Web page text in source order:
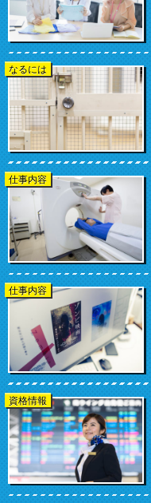
なるには
仕事内容
仕事内容
資格情報